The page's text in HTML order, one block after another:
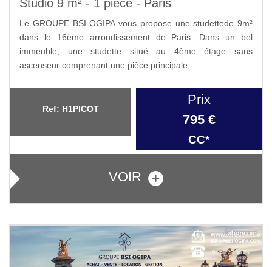
Studio 9 m² - 1 pièce - Paris
Le GROUPE BSI OGIPA vous propose une studettede 9m²
dans le 16ème arrondissement de Paris. Dans un bel
immeuble, une studette situé au 4ème étage sans
ascenseur comprenant une pièce principale,...
Ref: H1PICOT
Prix
795 €
CC*
VOIR